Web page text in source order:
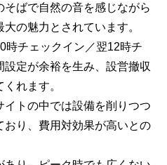
そばで自然の音を感じながら
の魅力とされています。
時チェックイン／翌12時チ
設定が余裕を生み、設営撤収
れます。
イトの中では設備を削りつつ
おり、費用対効果が高いとの